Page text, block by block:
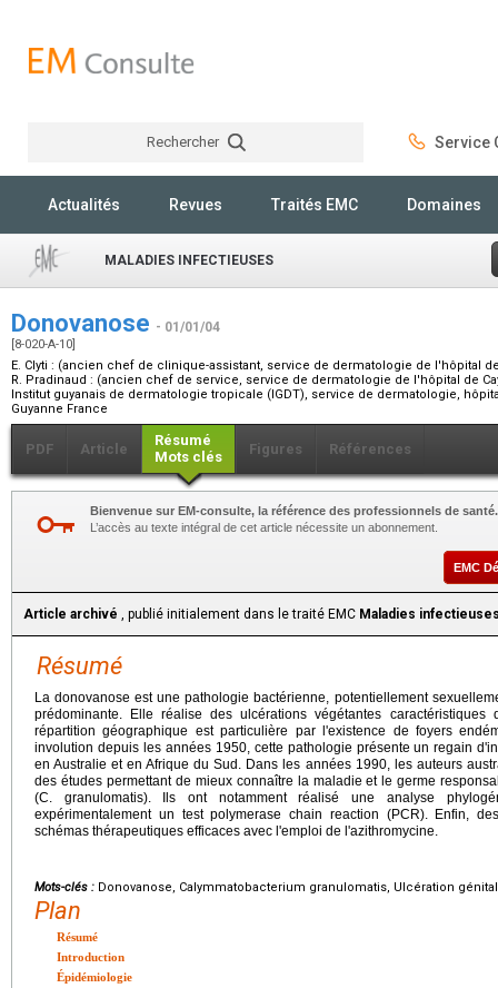
Rechercher Service
Actualités Revues Traités EMC Domaines
MALADIES INFECTIEUSES
Donovanose - 01/01/04
[8-020-A-10]
E. Clyti : (ancien chef de clinique-assistant, service de dermatologie de l'hôpital
R. Pradinaud : (ancien chef de service, service de dermatologie de l'hôpital de
Institut guyanais de dermatologie tropicale (IGDT), service de dermatologie,
Guyanne France
PDF Article
Résumé
Mots clés
Figures Références
Bienvenue sur EM-consulte, la référence des professionnels de santé.
L’accès au texte intégral de cet article nécessite un abonnement.
EMC
Article archivé , publié initialement dans le traité EMC Maladies
Résumé
La donovanose est une pathologie bactérienne, potentiellement
prédominante. Elle réalise des ulcérations végétantes caractéristiques
répartition géographique est particulière par l'existence de foyers
involution depuis les années 1950, cette pathologie présente un regain
en Australie et en Afrique du Sud. Dans les années 1990, les auteurs
des études permettant de mieux connaître la maladie et le germe
(C. granulomatis). Ils ont notamment réalisé une analyse
expérimentalement un test polymerase chain reaction (PCR). Enfin,
schémas thérapeutiques efficaces avec l'emploi de l'azithromycine.
Mots-clés : Donovanose, Calymmatobacterium granulomatis, Ulcération
Plan
Résumé
Introduction
Épidémiologie